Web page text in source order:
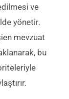
ve
yönetir.
mevzuat
bu